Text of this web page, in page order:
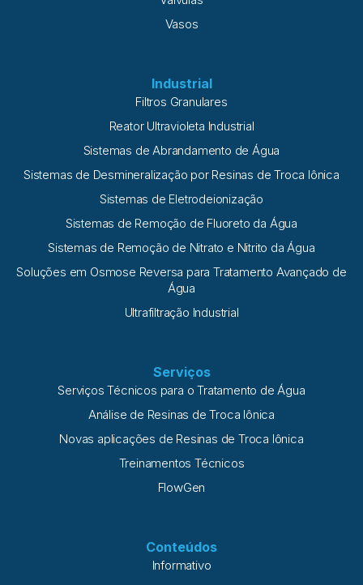
Vasos
Industrial
Filtros Granulares
Reator Ultravioleta Industrial
Sistemas de Abrandamento de Água
Sistemas de Desmineralização por Resinas de Troca Iônica
Sistemas de Eletrodeionização
Sistemas de Remoção de Fluoreto da Água
Sistemas de Remoção de Nitrato e Nitrito da Água
Soluções em Osmose Reversa para Tratamento Avançado de
Água
Ultrafiltração Industrial
Serviços
Serviços Técnicos para o Tratamento de Água
Análise de Resinas de Troca Iônica
Novas aplicações de Resinas de Troca Iônica
Treinamentos Técnicos
FlowGen
Conteúdos
Informativo